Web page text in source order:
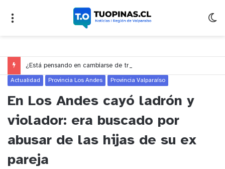
Actualidad Provincia Los Andes Provincia Valparaíso
En Los Andes cayó ladrón y
violador: era buscado por
abusar de las hijas de su ex
pareja